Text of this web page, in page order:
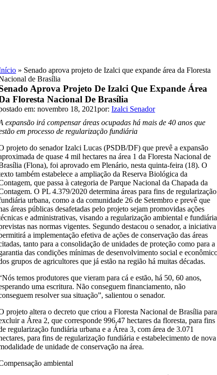
» Senado aprova projeto de Izalci que expande área da Floresta
de Brasília
Aprova Projeto De Izalci Que Expande Área
Floresta Nacional De Brasília
em: novembro 18, 2021por:Izalci Senador
expansão irá compensar áreas ocupadas há mais de 40 anos que
em processo de regularização fundiária
projeto do senador Izalci Lucas (PSDB/DF) que prevê a expansão
de quase 4 mil hectares na área 1 da Floresta Nacional de
(Flona), foi aprovado em Plenário, nesta quinta-feira (18). O
também estabelece a ampliação da Reserva Biológica da
que passa à categoria de Parque Nacional da Chapada da
O PL 4.379/2020 determina áreas para fins de regularização
urbana, como a da comunidade 26 de Setembro e prevê que
áreas públicas desafetadas pelo projeto sejam promovidas ações
e administrativas, visando a regularização ambiental e fundiária
nas normas vigentes. Segundo destacou o senador, a iniciativa
a implementação efetiva de ações de conservação das áreas
tanto para a consolidação de unidades de proteção como para a
das condições mínimas de desenvolvimento social e
grupos de agricultores que já estão na região há muitas décadas.
temos produtores que vieram para cá e estão, há 50, 60 anos,
uma escritura. Não conseguem financiamento, não
resolver sua situação”, salientou o senador.
projeto altera o decreto que criou a Floresta Nacional de Brasília para
a Área 2, que corresponde 996,47 hectares da floresta, para fins
regularização fundiária urbana e a Área 3, com área de 3.071
para fins de regularização fundiária e estabelecimento de nova
de unidade de conservação na área.
ambiental